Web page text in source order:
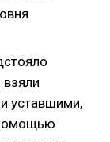
уставшими,